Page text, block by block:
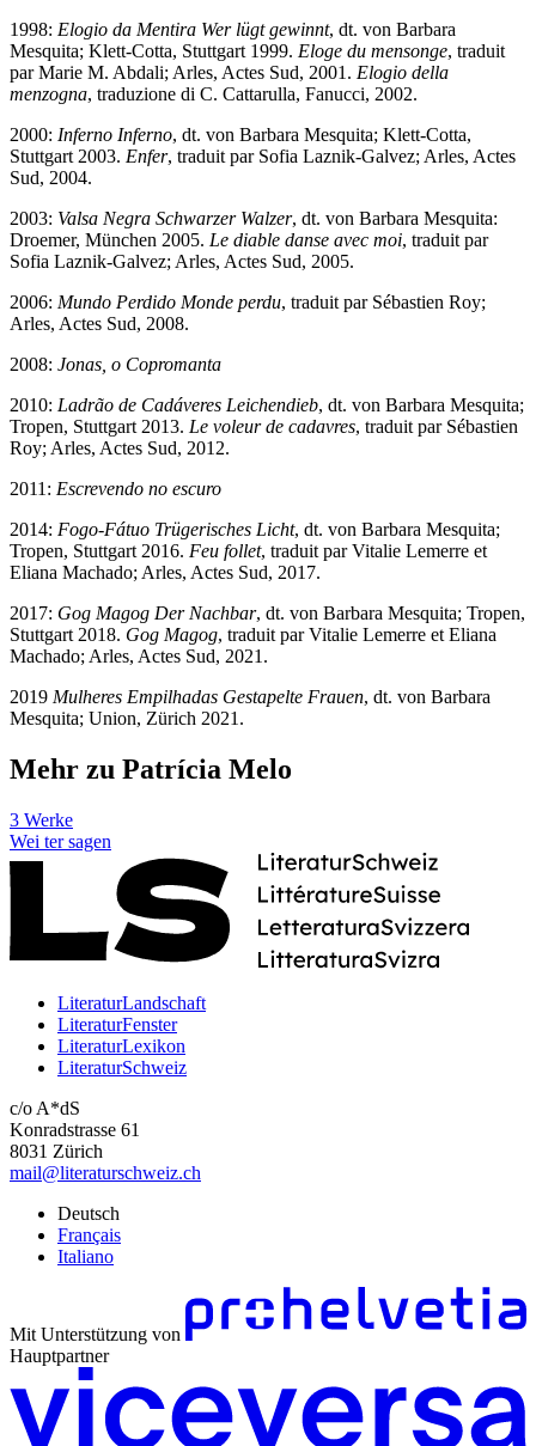
1998: Elogio da Mentira Wer lügt gewinnt, dt. von Barbara
Mesquita; Klett-Cotta, Stuttgart 1999. Eloge du mensonge, traduit
par Marie M. Abdali; Arles, Actes Sud, 2001. Elogio della
menzogna, traduzione di C. Cattarulla, Fanucci, 2002.
2000: Inferno Inferno, dt. von Barbara Mesquita; Klett-Cotta,
Stuttgart 2003. Enfer, traduit par Sofia Laznik-Galvez; Arles, Actes
Sud, 2004.
2003: Valsa Negra Schwarzer Walzer, dt. von Barbara Mesquita:
Droemer, München 2005. Le diable danse avec moi, traduit par
Sofia Laznik-Galvez; Arles, Actes Sud, 2005.
2006: Mundo Perdido Monde perdu, traduit par Sébastien Roy;
Arles, Actes Sud, 2008.
2008: Jonas, o Copromanta
2010: Ladrão de Cadáveres Leichendieb, dt. von Barbara Mesquita;
Tropen, Stuttgart 2013. Le voleur de cadavres, traduit par Sébastien
Roy; Arles, Actes Sud, 2012.
2011: Escrevendo no escuro
2014: Fogo-Fátuo Trügerisches Licht, dt. von Barbara Mesquita;
Tropen, Stuttgart 2016. Feu follet, traduit par Vitalie Lemerre et
Eliana Machado; Arles, Actes Sud, 2017.
2017: Gog Magog Der Nachbar, dt. von Barbara Mesquita; Tropen,
Stuttgart 2018. Gog Magog, traduit par Vitalie Lemerre et Eliana
Machado; Arles, Actes Sud, 2021.
2019 Mulheres Empilhadas Gestapelte Frauen, dt. von Barbara
Mesquita; Union, Zürich 2021.
Mehr zu Patrícia Melo
3 Werke
Wei ter sagen
LiteraturLandschaft
LiteraturFenster
LiteraturLexikon
LiteraturSchweiz
c/o A*dS
Konradstrasse 61
8031 Zürich
mail@literaturschweiz.ch
Deutsch
Français
Italiano
Mit Unterstützung von
Hauptpartner